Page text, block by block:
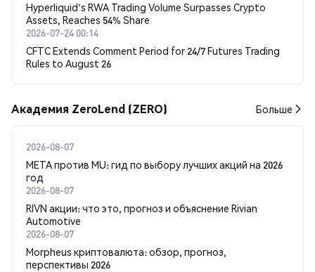
Hyperliquid's RWA Trading Volume Surpasses Crypto
Assets, Reaches 54% Share
2026-07-24 00:14
CFTC Extends Comment Period for 24/7 Futures Trading
Rules to August 26
Академия ZeroLend (ZERO) Больше
2026-08-07
META против MU: гид по выбору лучших акций на 2026
год
2026-08-07
RIVN акции: что это, прогноз и объяснение Rivian
Automotive
2026-08-07
Morpheus криптовалюта: обзор, прогноз,
перспективы 2026